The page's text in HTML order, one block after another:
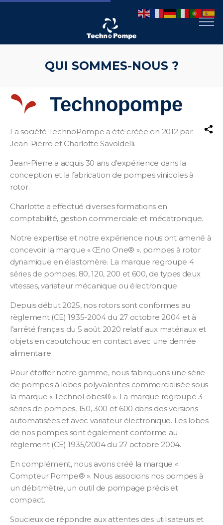
Technopompe
QUI SOMMES-NOUS ?
La société TechnoPompe a été créée en 2012 par
Jean-Pierre et Charlotte Savoldelli.
Jean-Pierre a acquis 30 ans d’expérience dans la
conception et la fabrication de pompes vinicoles à
rotor.
Charlotte a effectué diverses formations en
comptabilité, gestion commerciale et mécatronique.
Notre expertise et notre expérience nous ont amené à
concevoir la marque « Œno One® », pompes à rotor
dynamique en élastomère. La marque regroupe 4
séries de pompes, 80, 120, 200 et 600, de types deux
vitesses, variateur mécanique ou électronique.
Depuis début 2025, nos rotors sont conformes au
règlement (CE) 1935-2004 du 27 octobre 2004 et à
l’arrêté français du 5 août 2020 relatif aux matériaux et
objets en caoutchouc en contact avec une denrée
alimentaire.
Pour étoffer notre gamme, nous fabriquons une série
de pompes à lobes polyvalentes commercialisée sous
la marque « TechnoLobes® ». La marque regroupe 3
séries de pompes, 150, 300 et 600 dans des versions
automatisées et avec variateur électronique. Les lobes
de nos pompes sont également conforme au
règlement (CE) 1935/2004 du 27 octobre 2004.
En complément, nous avons créé la marque «
Compteur Pompe® ». Nous associons nos pompes à
un débitmètre, un outil de pompage précis et
compact.
Soucieux de répondre aux attentes des utilisateurs et